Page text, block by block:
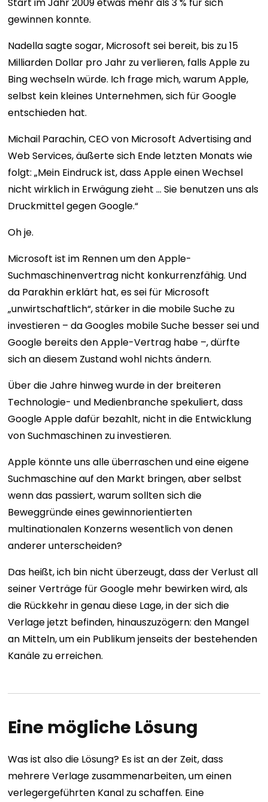
gewinnen konnte.
Nadella sagte sogar, Microsoft sei bereit, bis zu 15
Milliarden Dollar pro Jahr zu verlieren, falls Apple zu
Bing wechseln würde. Ich frage mich, warum Apple,
selbst kein kleines Unternehmen, sich für Google
entschieden hat.
Michail Parachin, CEO von Microsoft Advertising and
Web Services, äußerte sich Ende letzten Monats wie
folgt: „Mein Eindruck ist, dass Apple einen Wechsel
nicht wirklich in Erwägung zieht … Sie benutzen uns als
Druckmittel gegen Google.“
Oh je.
Microsoft ist im Rennen um den Apple-
Suchmaschinenvertrag nicht konkurrenzfähig. Und
da Parakhin erklärt hat, es sei für Microsoft
„unwirtschaftlich“, stärker in die mobile Suche zu
investieren – da Googles mobile Suche besser sei und
Google bereits den Apple-Vertrag habe –, dürfte
sich an diesem Zustand wohl nichts ändern.
Über die Jahre hinweg wurde in der breiteren
Technologie- und Medienbranche spekuliert, dass
Google Apple dafür bezahlt, nicht in die Entwicklung
von Suchmaschinen zu investieren.
Apple könnte uns alle überraschen und eine eigene
Suchmaschine auf den Markt bringen, aber selbst
wenn das passiert, warum sollten sich die
Beweggründe eines gewinnorientierten
multinationalen Konzerns wesentlich von denen
anderer unterscheiden?
Das heißt, ich bin nicht überzeugt, dass der Verlust all
seiner Verträge für Google mehr bewirken wird, als
die Rückkehr in genau diese Lage, in der sich die
Verlage jetzt befinden, hinauszuzögern: den Mangel
an Mitteln, um ein Publikum jenseits der bestehenden
Kanäle zu erreichen.
Eine mögliche Lösung
Was ist also die Lösung? Es ist an der Zeit, dass
mehrere Verlage zusammenarbeiten, um einen
verlegergeführten Kanal zu schaffen. Eine